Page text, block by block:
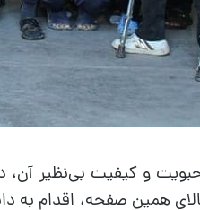
و کیفیت بی‌نظیر آن، در
همین صفحه، اقدام به